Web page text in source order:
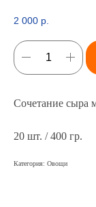
2 000 р.
Сочетание сыра
20 шт. / 400 гр.
Категория: Овощи